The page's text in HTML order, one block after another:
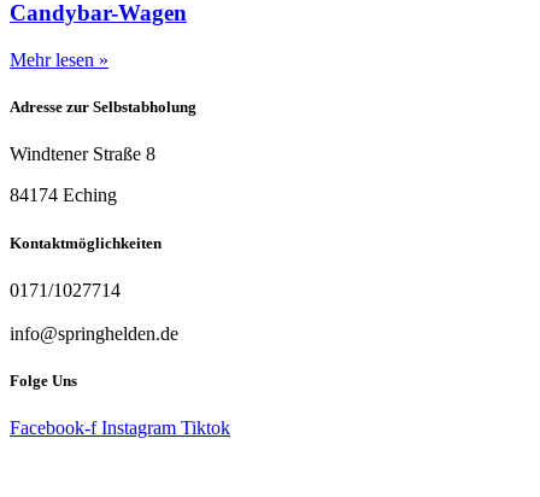
Candybar-Wagen
Mehr lesen »
Adresse zur Selbstabholung
Windtener Straße 8
84174 Eching
Kontaktmöglichkeiten
0171/1027714
info@springhelden.de
Folge Uns
Facebook-f Instagram Tiktok